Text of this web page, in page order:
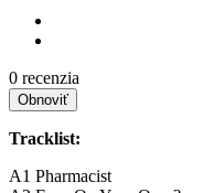
0 recenzia
Tracklist:
A1 Pharmacist